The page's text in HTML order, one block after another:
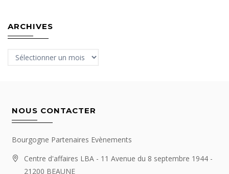
ARCHIVES
Archives
NOUS CONTACTER
Bourgogne Partenaires Evènements
Centre d'affaires LBA - 11 Avenue du 8 septembre 1944 -
21200 BEAUNE